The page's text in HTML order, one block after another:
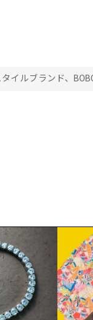
ルブランド、